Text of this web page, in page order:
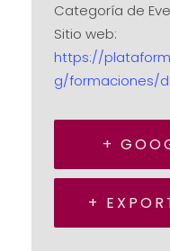
Categoría de
Sitio web:
https://
g/formaciones/
+
+